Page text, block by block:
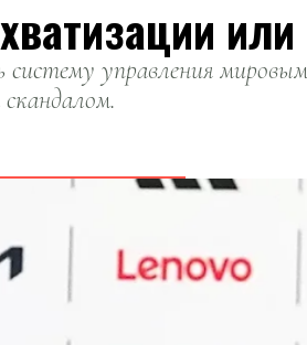
управления